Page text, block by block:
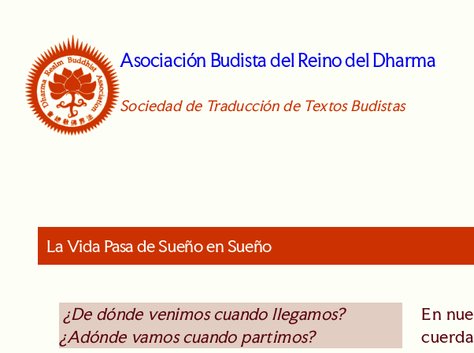
content
Asociación Budista del Reino del Dharma
Sociedad de Traducción de Textos Budistas
La Vida Pasa de Sueño en Sueño
¿De dónde venimos cuando llegamos?
¿Adónde vamos cuando partimos?
En